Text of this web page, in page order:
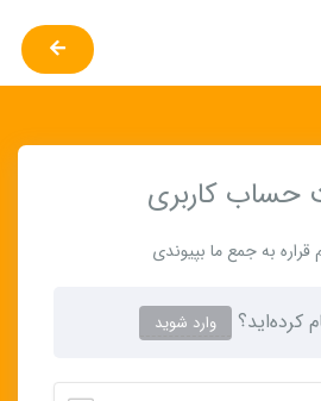
کاربری
به جمع ما بپیوندی
کرده‌اید؟ وارد شوید